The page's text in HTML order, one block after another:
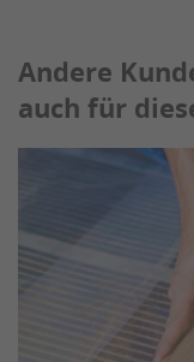
Andere
auch für